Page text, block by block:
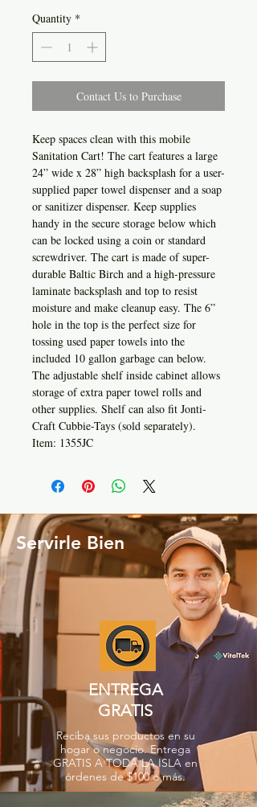
Quantity *
Contact Us to Purchase
Keep spaces clean with this mobile
Sanitation Cart! The cart features a large
24” wide x 28” high backsplash for a user-
supplied paper towel dispenser and a soap
or sanitizer dispenser. Keep supplies
handy in the secure storage below which
can be locked using a coin or standard
screwdriver. The cart is made of super-
durable Baltic Birch and a high-pressure
laminate backsplash and top to resist
moisture and make cleanup easy. The 6”
hole in the top is the perfect size for
tossing used paper towels into the
included 10 gallon garbage can below.
The adjustable shelf inside cabinet allows
storage of extra paper towel rolls and
other supplies. Shelf can also fit Jonti-
Craft Cubbie-Tays (sold separately).
Item: 1355JC
Servirle Bien
ENTREGA
GRATIS
Reciba sus productos en su
hogar o negocio. Entrega
GRATIS A TODA LA ISLA en
órdenes de $100 o más.